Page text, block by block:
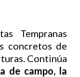
Tempranas
concretos de
Continúa
de campo, la